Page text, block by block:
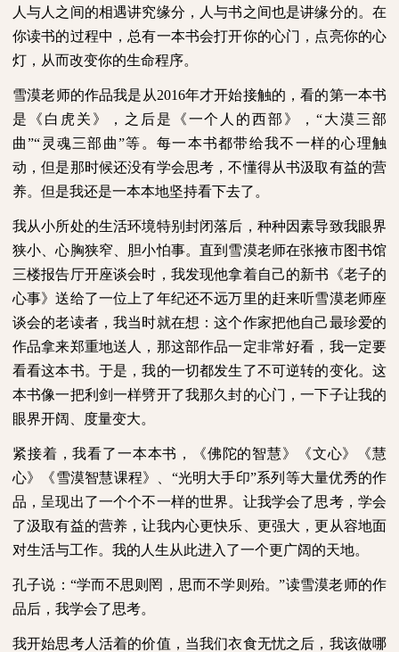
人与人之间的相遇讲究缘分，人与书之间也是讲缘分的。在
你读书的过程中，总有一本书会打开你的心门，点亮你的心
灯，从而改变你的生命程序。
雪漠老师的作品我是从2016年才开始接触的，看的第一本书
是《白虎关》，之后是《一个人的西部》，“大漠三部
曲”“灵魂三部曲”等。每一本书都带给我不一样的心理触
动，但是那时候还没有学会思考，不懂得从书汲取有益的营
养。但是我还是一本本地坚持看下去了。
我从小所处的生活环境特别封闭落后，种种因素导致我眼界
狭小、心胸狭窄、胆小怕事。直到雪漠老师在张掖市图书馆
三楼报告厅开座谈会时，我发现他拿着自己的新书《老子的
心事》送给了一位上了年纪还不远万里的赶来听雪漠老师座
谈会的老读者，我当时就在想：这个作家把他自己最珍爱的
作品拿来郑重地送人，那这部作品一定非常好看，我一定要
看看这本书。于是，我的一切都发生了不可逆转的变化。这
本书像一把利剑一样劈开了我那久封的心门，一下子让我的
眼界开阔、度量变大。
紧接着，我看了一本本书，《佛陀的智慧》《文心》《慧
心》《雪漠智慧课程》、“光明大手印”系列等大量优秀的作
品，呈现出了一个个不一样的世界。让我学会了思考，学会
了汲取有益的营养，让我内心更快乐、更强大，更从容地面
对生活与工作。我的人生从此进入了一个更广阔的天地。
孔子说：“学而不思则罔，思而不学则殆。”读雪漠老师的作
品后，我学会了思考。
我开始思考人活着的价值，当我们衣食无忧之后，我该做哪